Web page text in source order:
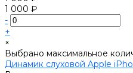
1 000 ₽
-
+
×
Выбрано максимальное
Динамик слуховой Apple